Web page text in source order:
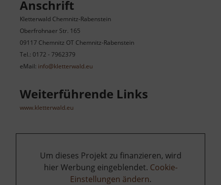
Anschrift
Kletterwald Chemnitz-Rabenstein
Oberfrohnaer Str. 165
09117 Chemnitz OT Chemnitz-Rabenstein
Tel.: 0172 - 7962379
eMail: info@kletterwald.eu
Weiterführende Links
www.kletterwald.eu
Um dieses Projekt zu finanzieren, wird
hier Werbung eingeblendet. Cookie-
Einstellungen ändern.